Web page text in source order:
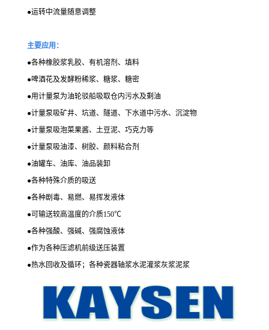
●运转中流量随意调整
主要应用：
●各种橡胶浆乳胶、有机溶剂、填料
●啤酒花及发酵粉稀浆、糖浆、糖密
●用计量泵为油轮驳船吸取仓内污水及剩油
●计量泵吸矿井、坑道、隧道、下水道中污水、沉淀物
●计量泵吸泡菜果酱、土豆泥、巧克力等
●计量泵吸油漆、树胶、颜料粘合剂
●油罐车、油库、油品装卸
●各种特殊介质的吸送
●各种剧毒、易燃、易挥发液体
●可输送较高温度的介质150℃
●各种强酸、强碱、强腐蚀液体
●作为各种压滤机前级送压装置
●热水回收及循环；各种瓷器轴浆水泥灌浆灰浆泥浆